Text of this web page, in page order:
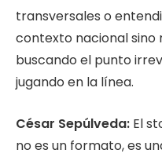
transversales o
contexto nacional sino
buscando el punto
jugando en la línea.
César Sepúlveda: El
no es un formato, es